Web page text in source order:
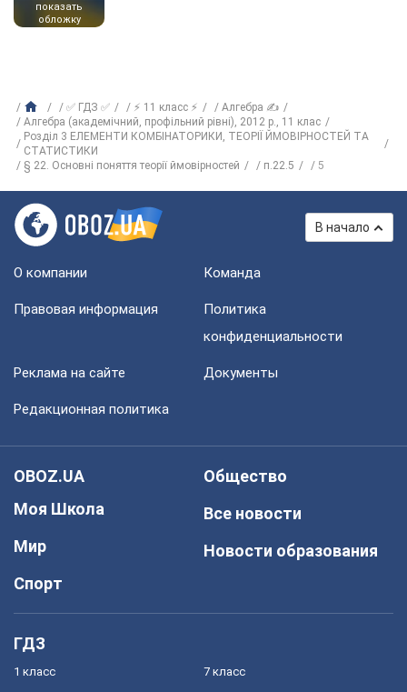
показать
обложку
✅ ГДЗ ✅ ⚡ 11 класс ⚡
Алгебра ✍
Алгебра (академічний, профільний рівні), 2012 р., 11 клас
Розділ 3 ЕЛЕМЕНТИ КОМБІНАТОРИКИ, ТЕОРІЇ ЙМОВІРНОСТЕЙ ТА
СТАТИСТИКИ
§ 22. Основні поняття теорії ймовірностей
п.22.5 5
В начало
О компании Команда
Правовая информация
Политика
конфиденциальности
Реклама на сайте Документы
Редакционная политика
OBOZ.UA
Моя Школа
Мир
Спорт
Общество
Все новости
Новости образования
ГДЗ
1 класс 7 класс